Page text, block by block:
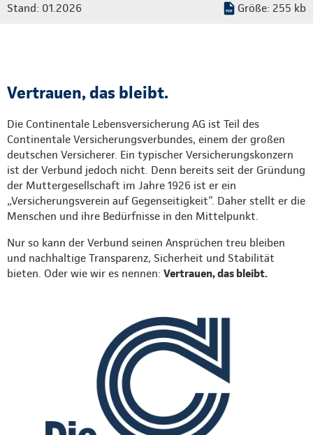
Stand: 01.2026 Größe: 255 kb
Vertrauen, das bleibt.
Die Continentale Lebensversicherung AG ist Teil des
Continentale Versicherungsverbundes, einem der großen
deutschen Versicherer. Ein typischer Versicherungskonzern
ist der Verbund jedoch nicht. Denn bereits seit der Gründung
der Muttergesellschaft im Jahre 1926 ist er ein
„Versicherungsverein auf Gegenseitigkeit”. Daher stellt er die
Menschen und ihre Bedürfnisse in den Mittelpunkt.
Nur so kann der Verbund seinen Ansprüchen treu bleiben
und nachhaltige Transparenz, Sicherheit und Stabilität
bieten. Oder wie wir es nennen: Vertrauen, das bleibt.